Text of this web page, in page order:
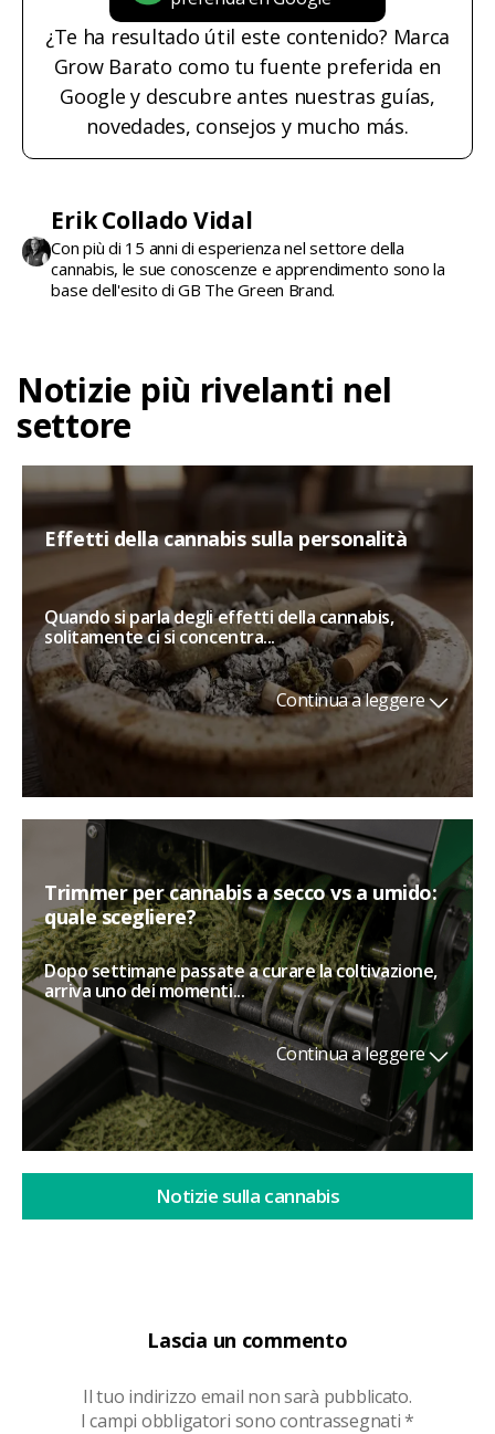
¿Te ha resultado útil este contenido? Marca
Grow Barato como tu fuente preferida en
Google y descubre antes nuestras guías,
novedades, consejos y mucho más.
Erik Collado Vidal
Con più di 15 anni di esperienza nel settore della
cannabis, le sue conoscenze e apprendimento sono la
base dell'esito di GB The Green Brand.
Lascia un commento
Il tuo indirizzo email non sarà pubblicato.
I campi obbligatori sono contrassegnati*
Notizie più rivelanti nel
settore
Effetti della cannabis sulla personalità
Quando si parla degli effetti della cannabis,
solitamente ci si concentra...
Continua a leggere
Trimmer per cannabis a secco vs a umido:
quale scegliere?
Dopo settimane passate a curare la coltivazione,
arriva uno dei momenti...
Continua a leggere
Notizie sulla cannabis